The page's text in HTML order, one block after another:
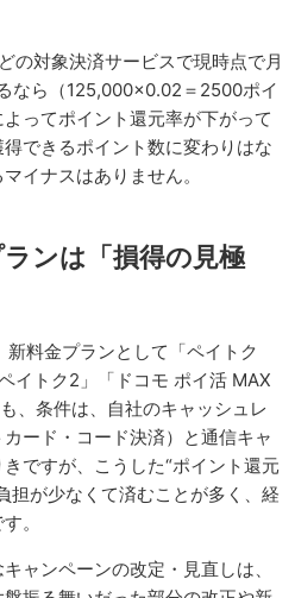
の対象決済サービスで現時点で月
なら（125,000×0.02＝2500ポイ
ってポイント還元率が下がって
できるポイント数に変わりはな
イナスはありません。
ンは「損得の見極
料金プランとして「ペイトク
イトク2」「ドコモ ポイ活 MAX
、条件は、自社のキャッシュレ
ード・コード決済）と通信キャ
ですが、こうした“ポイント還元
担が少なくて済むことが多く、経
。
ャンペーンの改定・見直しは、